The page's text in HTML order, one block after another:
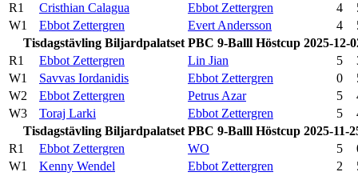
R1
Cristhian Calagua Ebbot Zettergren 4
W1
Ebbot Zettergren Evert Andersson 4
Tisdagstävling Biljardpalatset PBC 9-Balll Höstcup 2025-12-
R1
Ebbot Zettergren Lin Jian 5
W1
Savvas Iordanidis Ebbot Zettergren 0
W2
Ebbot Zettergren Petrus Azar 5
W3
Toraj Larki Ebbot Zettergren 5
Tisdagstävling Biljardpalatset PBC 9-Balll Höstcup 2025-11-
R1
Ebbot Zettergren WO 5
W1
Kenny Wendel Ebbot Zettergren 2